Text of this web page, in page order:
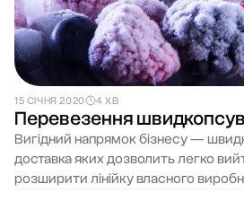
15 СІЧНЯ 2020 4 ХВ
Перевезення
Вигідний напрямок бізнесу —
доставка яких дозволить легко
розширити лінійку власного